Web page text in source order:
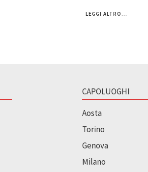
LEGGI ALTRO...
CAPOLUOGHI
Aosta
Torino
Genova
Milano